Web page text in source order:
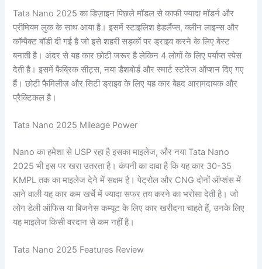
Tata Nano 2025 का डिज़ाइन पिछले मॉडल से काफी ज्यादा मॉडर्न और
प्रीमियम लुक के साथ आया है। इसमें स्टाइलिश हेडलैंप्स, क्लीन लाइन्स और
कॉम्पैक्ट बॉडी दी गई है जो इसे शहरी सड़कों पर ड्राइव करने के लिए बेस्ट
बनाती है। अंदर से यह कार छोटी जरूर है लेकिन 4 लोगों के लिए पर्याप्त स्पेस
देती है। इसमें फैब्रिक सीट्स, नया डैशबोर्ड और स्मार्ट स्टोरेज ऑप्शन दिए गए
हैं। छोटी फैमिलीज़ और सिटी ड्राइव के लिए यह कार बेहद आरामदायक और
प्रैक्टिकल है।
Tata Nano 2025 Mileage Power
Nano का हमेशा से USP रहा है इसका माइलेज, और नया Tata Nano
2025 भी इस पर खरा उतरता है। कंपनी का दावा है कि यह कार 30-35
KMPL तक का माइलेज देने में सक्षम है। पेट्रोल और CNG दोनों ऑप्शंस में
आने वाली यह कार कम खर्चे में ज्यादा सफर तय करने का भरोसा देती है। जो
लोग डेली ऑफिस या बिजनेस कम्यूट के लिए कार खरीदना चाहते हैं, उनके लिए
यह माइलेज किसी वरदान से कम नहीं है।
Tata Nano 2025 Features Review